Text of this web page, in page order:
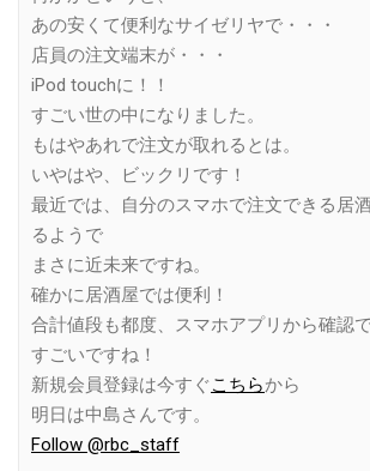
あの安くて便利なサイゼリヤで・・・
店員の注文端末が・・・
iPod touchに！！
すごい世の中になりました。
もはやあれで注文が取れるとは。
いやはや、ビックリです！
最近では、自分のスマホで注文できる居
るようで
まさに近未来ですね。
確かに居酒屋では便利！
合計値段も都度、スマホアプリから確認
すごいですね！
新規会員登録は今すぐこちらから
明日は中島さんです。
Follow @rbc_staff